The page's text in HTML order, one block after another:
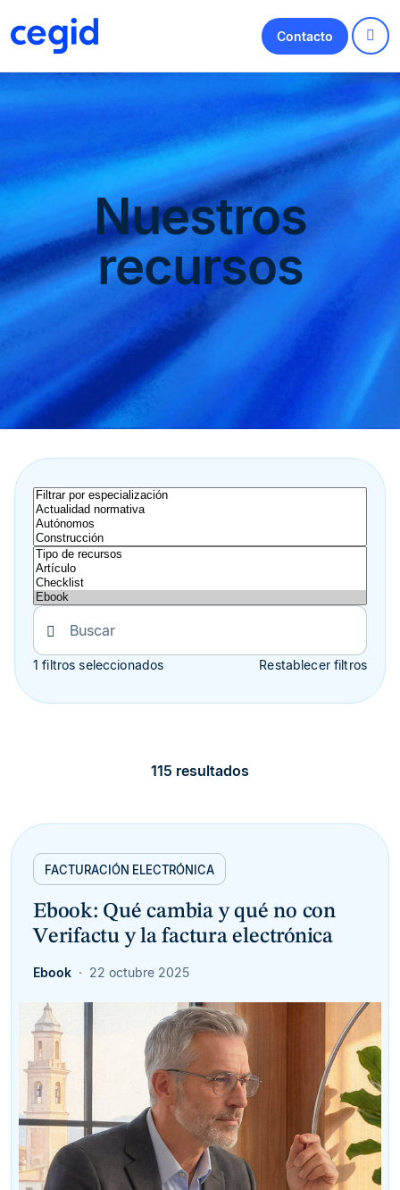
Contacto
Nuestros
recursos
1 filtros seleccionados Restablecer filtros
115 resultados
FACTURACIÓN ELECTRÓNICA
Ebook: Qué cambia y qué no con
Verifactu y la factura electrónica
Ebook 22 octubre 2025